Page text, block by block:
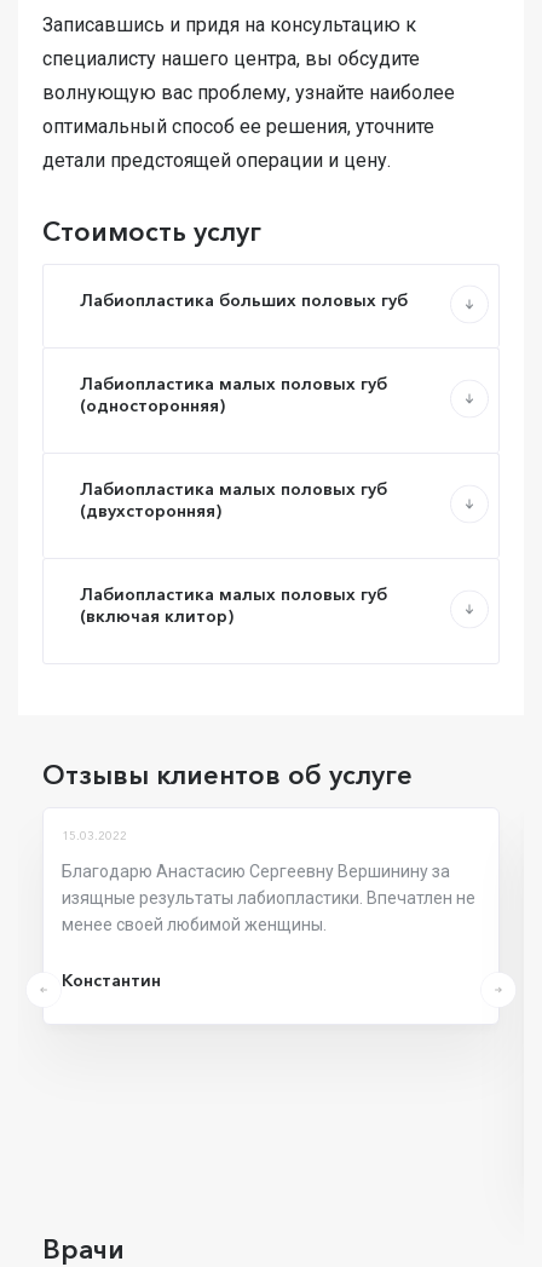
Записаться
на консультацию
8 (800) 301-15-12
Записаться
на консультацию
8 (800) 301-15-12
Записаться
на консультацию
8 (800) 301-15-12
Доб. 2 - косметология
Записаться
на консультацию
Вы можете по телефону
+7 (8332) 38-60-90
Отделение хирургии
Записавшись и придя на консультацию к
специалисту нашего центра, вы обсудите
волнующую вас проблему, узнайте наиболее
оптимальный способ ее решения, уточните
детали предстоящей операции и цену.
Стоимость услуг
Лабиопластика больших половых губ
Лабиопластика малых половых губ
(односторонняя)
Лабиопластика малых половых губ
(двухсторонняя)
Лабиопластика малых половых губ
(включая клитор)
Отзывы клиентов об услуге
15.03.2022
Благодарю Анастасию Сергеевну Вершинину за
изящные результаты лабиопластики. Впечатлен не
менее своей любимой женщины.
Константин
Врачи
Анастасия
Сергеевна